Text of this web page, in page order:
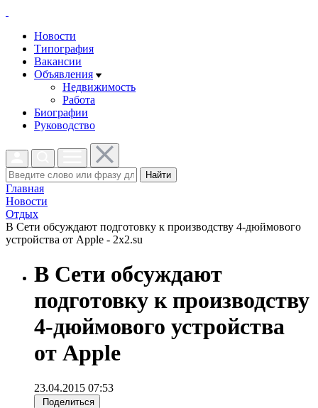
Новости
Типография
Вакансии
Объявления
Недвижимость
Работа
Биографии
Руководство
Найти
Главная
Новости
Отдых
В Сети обсуждают подготовку к производству 4-дюймового
устройства от Apple - 2x2.su
В Сети обсуждают
подготовку к производству
4-дюймового устройства
от Apple
23.04.2015 07:53
Поделиться